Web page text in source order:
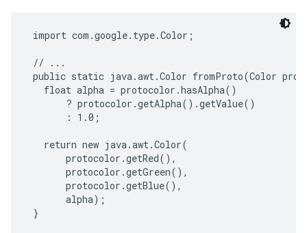
import com.google.type.Color;
// ...
public static java.awt.Color fromProto(Color
   float alpha = protocolor.hasAlpha()
       ? protocolor.getAlpha().getValue()
       : 1.0;
   return new java.awt.Color(
       protocolor.getRed(),
       protocolor.getGreen(),
       protocolor.getBlue(),
       alpha);
}